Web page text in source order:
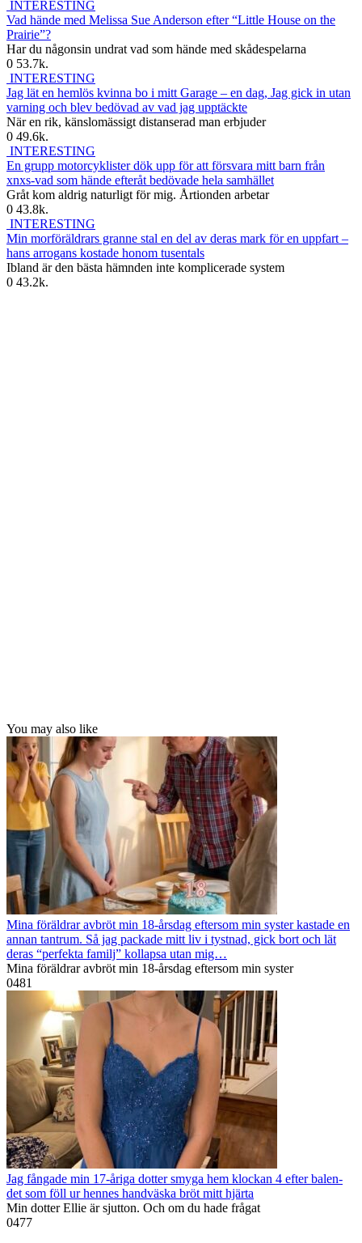
INTERESTING
Vad hände med Melissa Sue Anderson efter “Little House on the
Prairie”?
Har du någonsin undrat vad som hände med skådespelarna
0 53.7k.
INTERESTING
Jag lät en hemlös kvinna bo i mitt Garage – en dag, Jag gick in utan
varning och blev bedövad av vad jag upptäckte
När en rik, känslomässigt distanserad man erbjuder
0 49.6k.
INTERESTING
En grupp motorcyklister dök upp för att försvara mitt barn från
xnxs-vad som hände efteråt bedövade hela samhället
Gråt kom aldrig naturligt för mig. Årtionden arbetar
0 43.8k.
INTERESTING
Min morföräldrars granne stal en del av deras mark för en uppfart –
hans arrogans kostade honom tusentals
Ibland är den bästa hämnden inte komplicerade system
0 43.2k.
You may also like
Mina föräldrar avbröt min 18-årsdag eftersom min syster kastade en
annan tantrum. Så jag packade mitt liv i tystnad, gick bort och lät
deras “perfekta familj” kollapsa utan mig…
Mina föräldrar avbröt min 18-årsdag eftersom min syster
0481
Jag fångade min 17-åriga dotter smyga hem klockan 4 efter balen-
det som föll ur hennes handväska bröt mitt hjärta
Min dotter Ellie är sjutton. Och om du hade frågat
0477